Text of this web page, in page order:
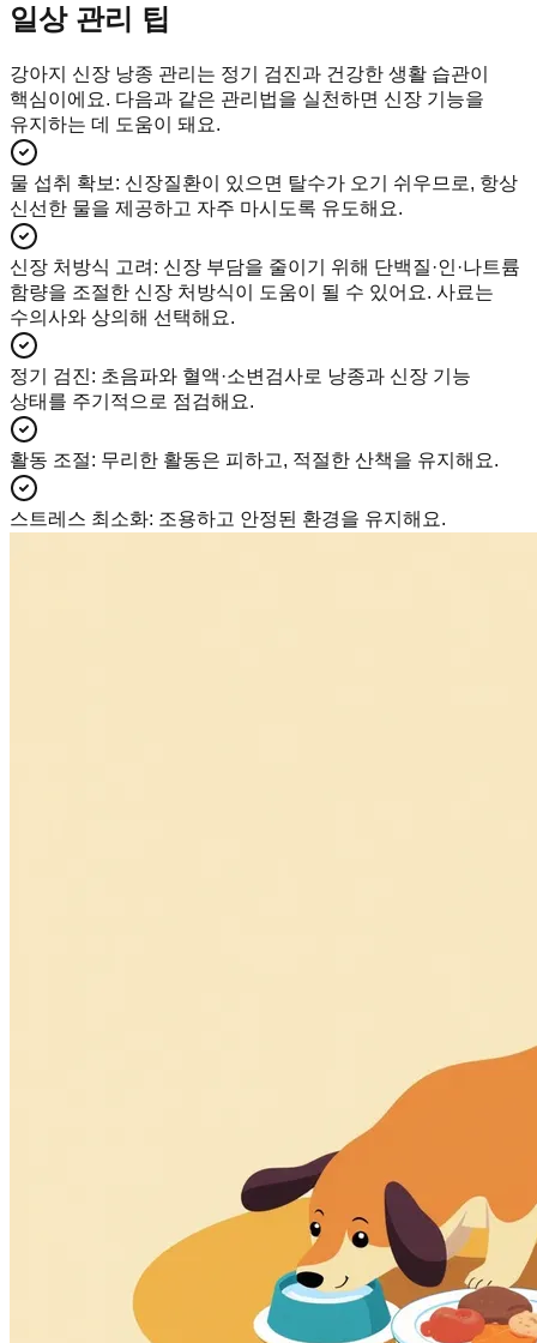
일상 관리 팁
강아지 신장 낭종 관리는 정기 검진과 건강한 생활 습관이
핵심이에요. 다음과 같은 관리법을 실천하면 신장 기능을
유지하는 데 도움이 돼요.
물 섭취 확보 : 신장질환이 있으면 탈수가 오기 쉬우므로, 항상
신선한 물을 제공하고 자주 마시도록 유도해요.
신장 처방식 고려 : 신장 부담을 줄이기 위해 단백질·인·나트륨
함량을 조절한 신장 처방식이 도움이 될 수 있어요. 사료는
수의사와 상의해 선택해요.
정기 검진: 초음파와 혈액·소변검사로 낭종과 신장 기능
상태를 주기적으로 점검해요.
활동 조절: 무리한 활동은 피하고, 적절한 산책을 유지해요.
스트레스 최소화: 조용하고 안정된 환경을 유지해요.